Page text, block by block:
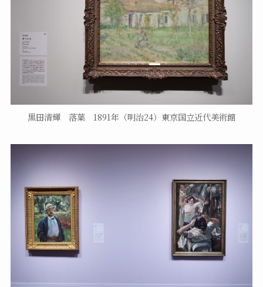
黒田清輝 落葉 1891年（明治24）東京国立近代美術館